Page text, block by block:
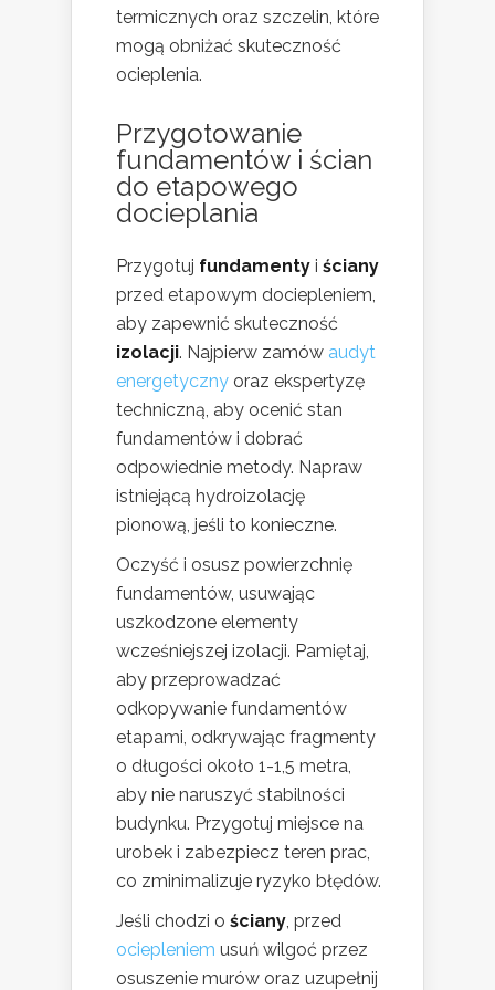
termicznych oraz szczelin, które
mogą obniżać skuteczność
ocieplenia.
Przygotowanie
fundamentów i ścian
do etapowego
docieplania
Przygotuj fundamenty i ściany
przed etapowym dociepleniem,
aby zapewnić skuteczność
izolacji. Najpierw zamów audyt
energetyczny oraz ekspertyzę
techniczną, aby ocenić stan
fundamentów i dobrać
odpowiednie metody. Napraw
istniejącą hydroizolację
pionową, jeśli to konieczne.
Oczyść i osusz powierzchnię
fundamentów, usuwając
uszkodzone elementy
wcześniejszej izolacji. Pamiętaj,
aby przeprowadzać
odkopywanie fundamentów
etapami, odkrywając fragmenty
o długości około 1-1,5 metra,
aby nie naruszyć stabilności
budynku. Przygotuj miejsce na
urobek i zabezpiecz teren prac,
co zminimalizuje ryzyko błędów.
Jeśli chodzi o ściany, przed
ociepleniem usuń wilgoć przez
osuszenie murów oraz uzupełnij